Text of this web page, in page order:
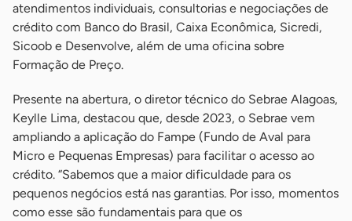
atendimentos individuais, consultorias e negociações de
crédito com Banco do Brasil, Caixa Econômica, Sicredi,
Sicoob e Desenvolve, além de uma oficina sobre
Formação de Preço.
Presente na abertura, o diretor técnico do Sebrae Alagoas,
Keylle Lima, destacou que, desde 2023, o Sebrae vem
ampliando a aplicação do Fampe (Fundo de Aval para
Micro e Pequenas Empresas) para facilitar o acesso ao
crédito. “Sabemos que a maior dificuldade para os
pequenos negócios está nas garantias. Por isso, momentos
como esse são fundamentais para que os